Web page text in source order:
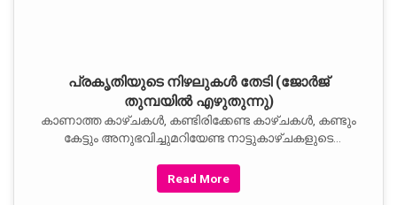
പ്രകൃതിയുടെ നിഴലുകള്‍ തേടി (ജോര്‍ജ്‌
തുമ്പയില്‍ എഴുതുന്നു)
കാണാത്ത കാഴ്‌ചകള്‍, കണ്ടിരിക്കേണ്ട കാഴ്‌ചകള്‍, കണ്ടും
കേട്ടും അനുഭവിച്ചുമറിയേണ്ട നാട്ടുകാഴ്‌ചകളുടെ
Read More